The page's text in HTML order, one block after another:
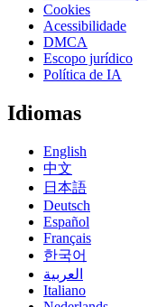
Cookies
Acessibilidade
DMCA
Escopo jurídico
Política de IA
Idiomas
English
中文
日本語
Deutsch
Español
Français
한국어
العربية
Italiano